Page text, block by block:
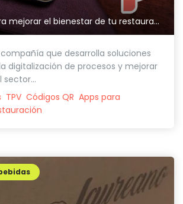
Tecnología para mejorar el bienestar de tu restaurante
que desarrolla soluciones
digitalización de procesos y mejorar
sector...
TPV Códigos QR Apps para